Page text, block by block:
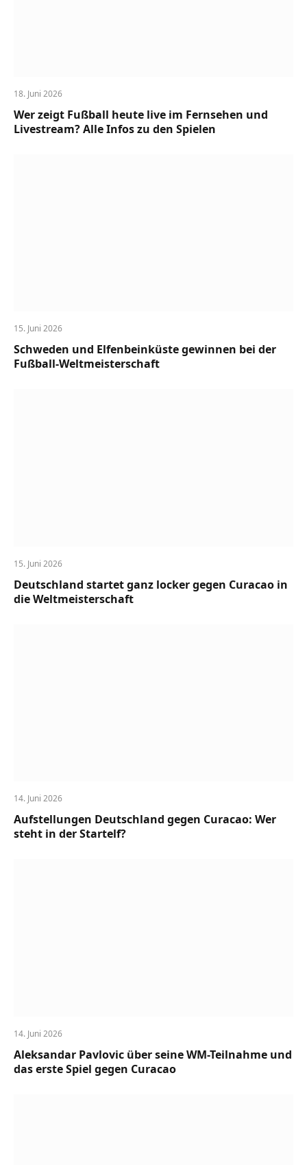
18. Juni 2026
Wer zeigt Fußball heute live im Fernsehen und
Livestream? Alle Infos zu den Spielen
15. Juni 2026
Schweden und Elfenbeinküste gewinnen bei der
Fußball-Weltmeisterschaft
15. Juni 2026
Deutschland startet ganz locker gegen Curacao in
die Weltmeisterschaft
14. Juni 2026
Aufstellungen Deutschland gegen Curacao: Wer
steht in der Startelf?
14. Juni 2026
Aleksandar Pavlovic über seine WM-Teilnahme und
das erste Spiel gegen Curacao